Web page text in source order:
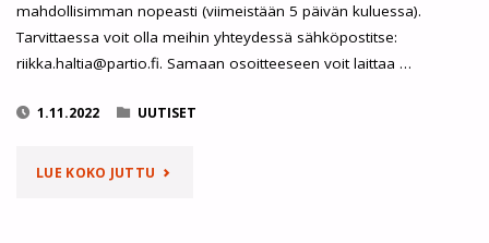
mahdollisimman nopeasti (viimeistään 5 päivän kuluessa).
Tarvittaessa voit olla meihin yhteydessä sähköpostitse:
riikka.haltia@partio.fi. Samaan osoitteeseen voit laittaa …
1.11.2022 UUTISET
LUE KOKO JUTTU "ADVENTTIKALENTERIT